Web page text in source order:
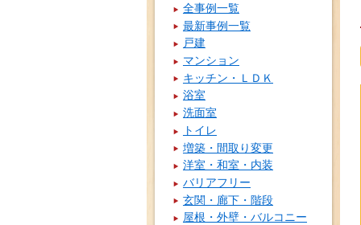
全事例一覧
最新事例一覧
戸建
マンション
キッチン・ＬＤＫ
浴室
洗面室
トイレ
増築・間取り変更
洋室・和室・内装
バリアフリー
玄関・廊下・階段
屋根・外壁・バルコニー